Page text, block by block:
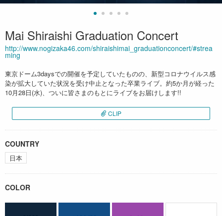
Mai Shiraishi Graduation Concert
http://www.nogizaka46.com/shiraishimai_graduationconcert/#strea
ming
東京ドーム3daysでの開催を予定していたものの、新型コロナウイルス感
染が拡大していた状況を受け中止となった卒業ライブ。約5か月が経った
10月28日(水)、ついに皆さまのもとにライブをお届けします!!
CLIP
COUNTRY
日本
COLOR